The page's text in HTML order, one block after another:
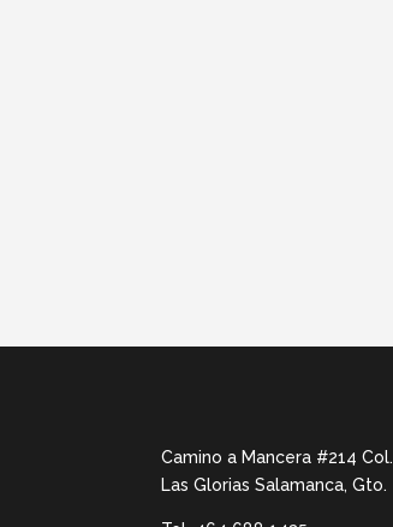
Camino a Mancera #214 Col.
Las Glorias Salamanca, Gto.